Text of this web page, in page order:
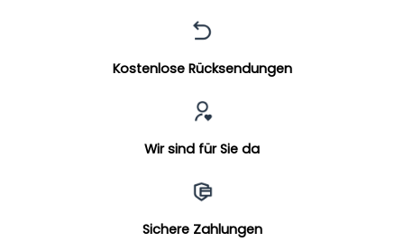
Kostenlose Rücksendungen
Wir sind für Sie da
Sichere Zahlungen